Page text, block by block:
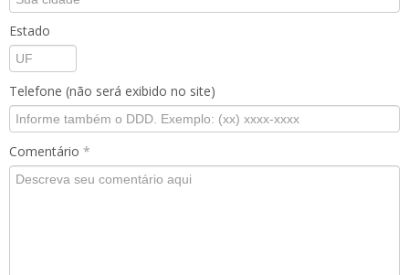
Estado
Telefone (não será exibido no site)
Comentário *